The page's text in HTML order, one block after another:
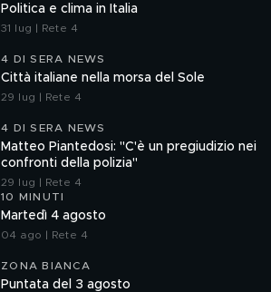
Politica e clima in Italia
31 lug | Rete 4
4 DI SERA NEWS
Città italiane nella morsa del Sole
29 lug | Rete 4
4 DI SERA NEWS
Matteo Piantedosi: "C'è un pregiudizio nei
confronti della polizia"
29 lug | Rete 4
10 MINUTI
Martedì 4 agosto
04 ago | Rete 4
ZONA BIANCA
Puntata del 3 agosto